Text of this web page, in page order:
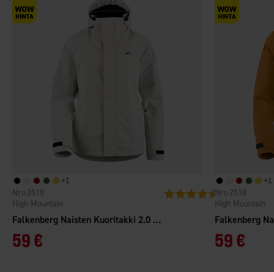
+1
Falkenberg Naisten Kuoritakki 2.0 WP
High Mountain
2518
59 €
Arvio: 4.3 5:sta tähdestä
+1
High Mountain
2518
59 €